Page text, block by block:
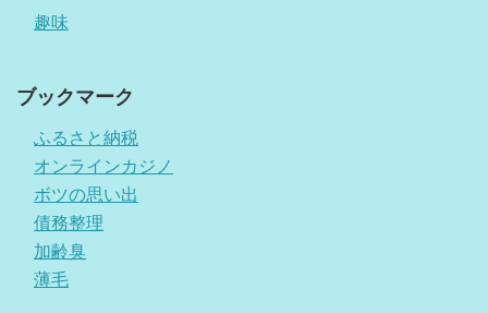
趣味
ブックマーク
ふるさと納税
オンラインカジノ
ボツの思い出
債務整理
加齢臭
薄毛